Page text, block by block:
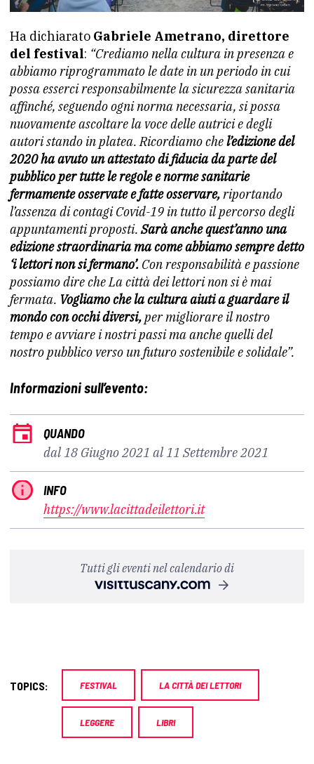
Ha dichiarato Gabriele Ametrano, direttore
del festival: “Crediamo nella cultura in presenza e
abbiamo riprogrammato le date in un periodo in cui
possa esserci responsabilmente la sicurezza sanitaria
affinché, seguendo ogni norma necessaria, si possa
nuovamente ascoltare la voce delle autrici e degli
autori stando in platea. Ricordiamo chel’edizione del
2020 ha avuto un attestato di fiducia da parte del
pubblico per tutte le regole e norme sanitarie
fermamente osservate e fatte osservare,riportando
l’assenza di contagi Covid-19 in tutto il percorso degli
appuntamenti proposti. Sarà anche quest’anno una
edizione straordinaria ma come abbiamo sempre detto
‘i lettori non si fermano’. Con responsabilità e passione
possiamo dire che La città dei lettori non si è mai
fermata. Vogliamo che la cultura aiuti a guardare il
mondo con occhi diversi,per migliorare il nostro
tempo e avviare i nostri passi ma anche quelli del
nostro pubblico verso un futuro sostenibile e solidale”.
Informazioni sull’evento:
QUANDO
dal 18 Giugno 2021 al 11 Settembre 2021
INFO
https://www.lacittadeilettori.it
Tutti gli eventi nel calendario di
TOPICS: FESTIVAL LA CITTÀ DEI LETTORI
LEGGERE LIBRI